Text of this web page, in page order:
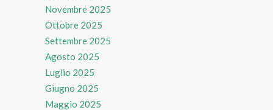
Novembre 2025
Ottobre 2025
Settembre 2025
Agosto 2025
Luglio 2025
Giugno 2025
Maggio 2025